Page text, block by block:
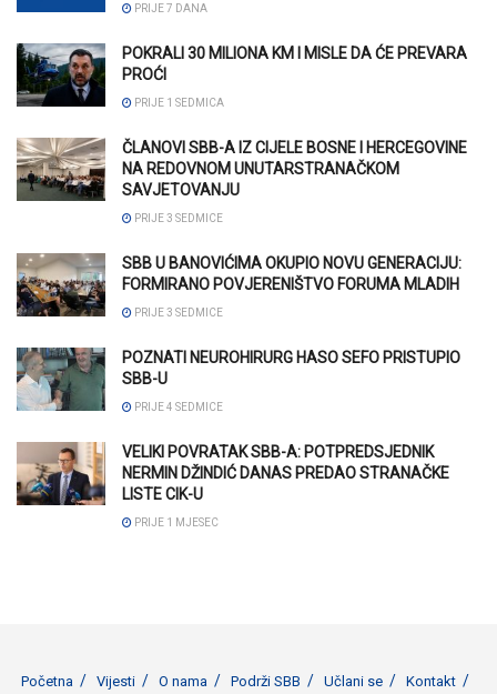
PRIJE 7 DANA
POKRALI 30 MILIONA KM I MISLE DA ĆE PREVARA
PROĆI
PRIJE 1 SEDMICA
ČLANOVI SBB-A IZ CIJELE BOSNE I HERCEGOVINE
NA REDOVNOM UNUTARSTRANAČKOM
SAVJETOVANJU
PRIJE 3 SEDMICE
SBB U BANOVIĆIMA OKUPIO NOVU GENERACIJU:
FORMIRANO POVJERENIŠTVO FORUMA MLADIH
PRIJE 3 SEDMICE
POZNATI NEUROHIRURG HASO SEFO PRISTUPIO
SBB-U
PRIJE 4 SEDMICE
VELIKI POVRATAK SBB-A: POTPREDSJEDNIK
NERMIN DŽINDIĆ DANAS PREDAO STRANAČKE
LISTE CIK-U
PRIJE 1 MJESEC
Početna Vijesti O nama Podrži SBB Učlani se Kontakt